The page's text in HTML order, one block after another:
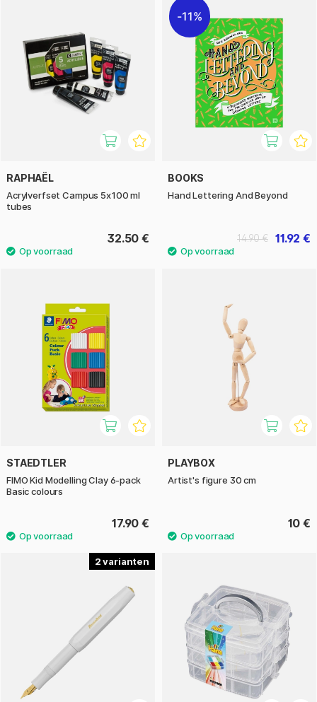
RAPHAËL
Acrylverfset Campus 5x100 ml
tubes
32.50 €
11%
BOOKS
Hand Lettering And Beyond
11.92 €
14.90 €
STAEDTLER
FIMO Kid Modelling Clay 6-pack
Basic colours
17.90 €
PLAYBOX
Artist's figure 30 cm
10 €
2